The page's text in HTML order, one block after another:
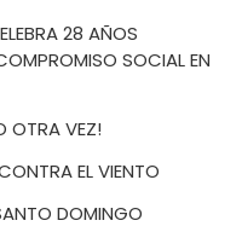
28 AÑOS
SOCIAL EN
OTRA VEZ!
EL VIENTO
DOMINGO